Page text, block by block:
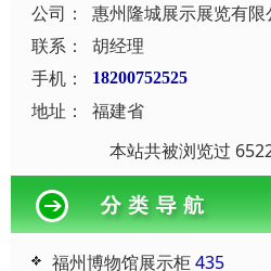
公司：
惠州隆城展示展览有
联系：
胡经理
手机：
18200752525
地址：
福建省
本站共被浏览过
福州博物馆展示柜435